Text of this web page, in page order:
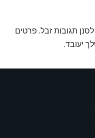
פרטים
יעובד.